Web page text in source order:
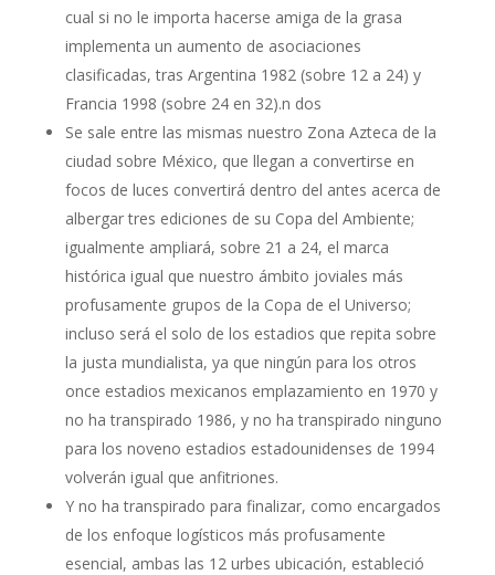
cual si no le importa hacerse amiga de la grasa
implementa un aumento de asociaciones
clasificadas, tras Argentina 1982 (sobre 12 a 24) y
Francia 1998 (sobre 24 en 32).n dos
Se sale entre las mismas nuestro Zona Azteca de la
ciudad sobre México, que llegan a convertirse en
focos de luces convertirá dentro del antes acerca de
albergar tres ediciones de su Copa del Ambiente;
igualmente ampliará, sobre 21 a 24, el marca
histórica igual que nuestro ámbito joviales más
profusamente grupos de la Copa de el Universo;
incluso será el solo de los estadios que repita sobre
la justa mundialista, ya que ningún para los otros
once estadios mexicanos emplazamiento en 1970 y
no ha transpirado 1986, y no ha transpirado ninguno
para los noveno estadios estadounidenses de 1994
volverán igual que anfitriones.
Y no ha transpirado para finalizar, como encargados
de los enfoque logísticos más profusamente
esencial, ambas las 12 urbes ubicación, estableció